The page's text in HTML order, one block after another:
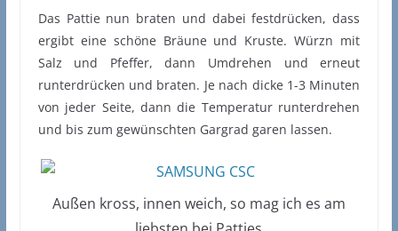
Das Pattie nun braten und dabei festdrücken, dass
ergibt eine schöne Bräune und Kruste. Würzn mit
Salz und Pfeffer, dann Umdrehen und erneut
runterdrücken und braten. Je nach dicke 1-3 Minuten
von jeder Seite, dann die Temperatur runterdrehen
und bis zum gewünschten Gargrad garen lassen.
Außen kross, innen weich, so mag ich es am